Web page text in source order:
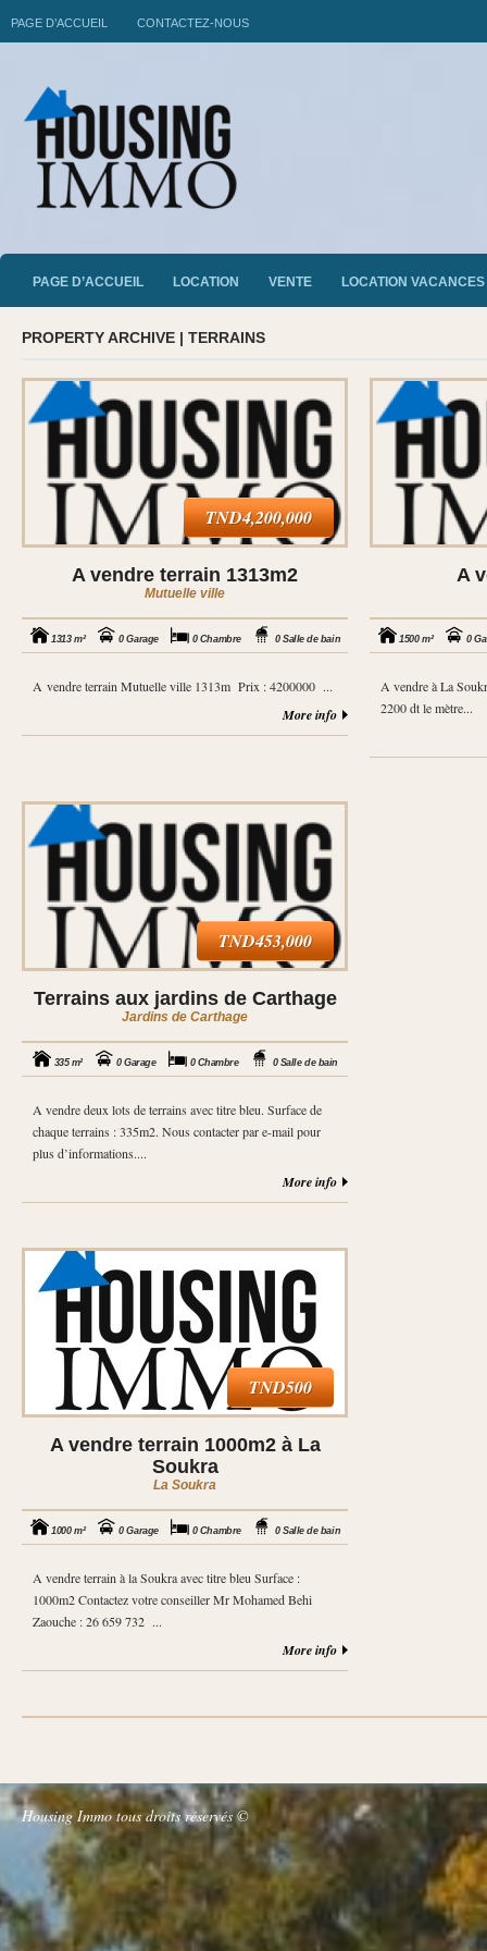
PAGE D’ACCUEIL CONTACTEZ-NOUS
PAGE D’ACCUEIL LOCATION VENTE LOCATION VACANCES
PROPERTY ARCHIVE | TERRAINS
TND4,200,000
A vendre terrain 1313m2
Mutuelle ville
1313 m² 0 Garage 0 Chambre 0 Salle de bain
A vendre terrain Mutuelle ville 1313m Prix : 4200000 ...
More info
A
1500 m² 0
A vendre à La
2200 dt le mètre...
TND453,000
Terrains aux jardins de Carthage
Jardins de Carthage
335 m² 0 Garage 0 Chambre 0 Salle de bain
A vendre deux lots de terrains avec titre bleu. Surface de
chaque terrains : 335m2. Nous contacter par e-mail pour
plus d’informations....
More info
TND500
A vendre terrain 1000m2 à La
Soukra
La Soukra
1000 m² 0 Garage 0 Chambre 0 Salle de bain
A vendre terrain à la Soukra avec titre bleu Surface :
1000m2 Contactez votre conseiller Mr Mohamed Behi
Zaouche : 26 659 732 ...
More info
Housing Immo tous droits réservés ©